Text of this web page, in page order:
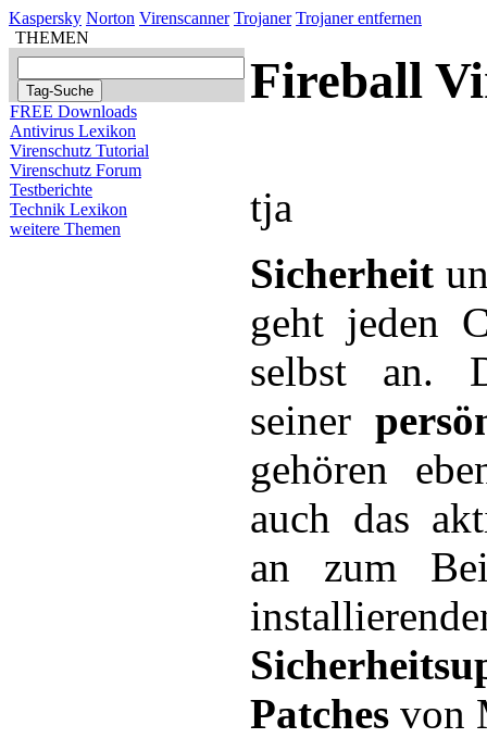
Kaspersky Norton Virenscanner Trojaner Trojaner entfernen
THEMEN
FREE Downloads
Antivirus Lexikon
Virenschutz Tutorial
Virenschutz Forum
Testberichte
Technik Lexikon
weitere Themen
Fireball
tja
Sicherheit
geht jeden
selbst an.
seiner
gehören
auch das
an zum
Patches von